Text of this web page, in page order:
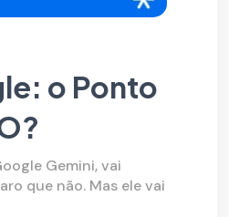
o Ponto
Gemini, vai
que não. Mas ele vai